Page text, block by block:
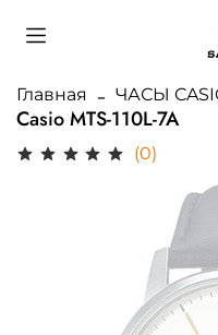
Главная ЧАСЫ
Casio MTS-110L-7A
(0)